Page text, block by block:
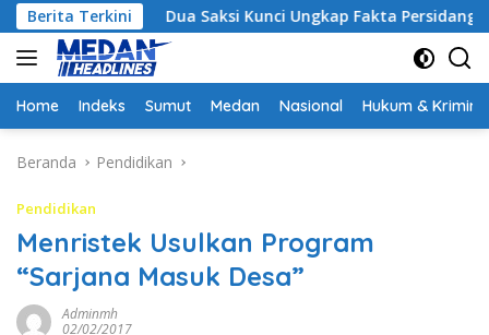
Langsung
ke
konten
Berita Terkini
Dua Saksi Kunci Ungkap Fakta Persidangan Yang
Home Indeks Sumut Medan Nasional Hukum &
Beranda Pendidikan
Pendidikan
Menristek Usulkan Program
“Sarjana Masuk Desa”
Adminmh
02/02/2017